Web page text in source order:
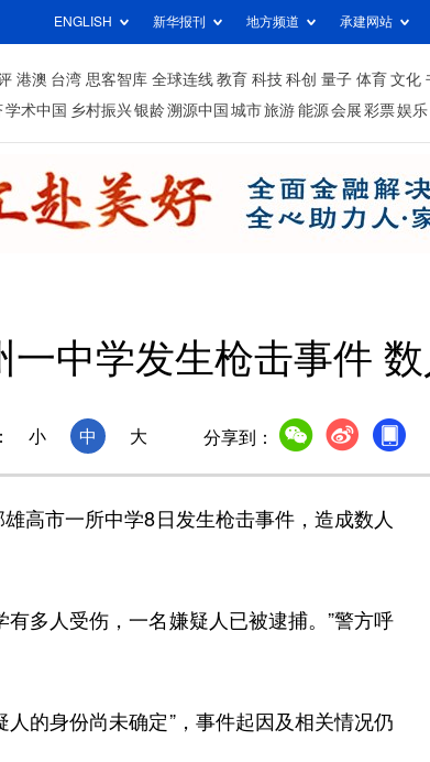
ENGLISH 新华报刊 地方频道 承建网站
港澳 台湾 思客智库 全球连线 教育 科技 科创 量子 体育 文化
学术中国 乡村振兴银龄溯源中国 城市旅游 能源 会展 彩票娱乐
一中学发生枪击事件
小 中 大 分享到：
市一所中学8日发生枪击事件，造成数人
多人受伤，一名嫌疑人已被逮捕。”警方呼
的身份尚未确定”，事件起因及相关情况仍